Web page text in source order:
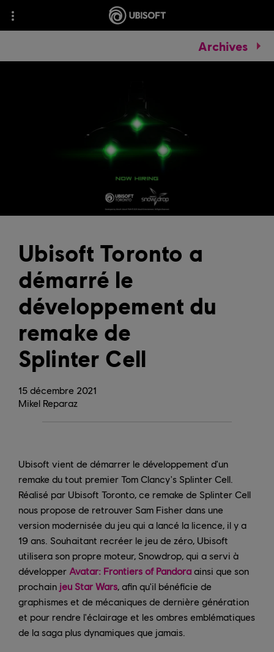
Archives
15 décembre 2021
Ubisoft Toronto a
démarré le
développement du
remake de
Splinter Cell
Mikel Reparaz
Ubisoft vient de démarrer le développement d'un
remake du tout premier Tom Clancy's Splinter Cell.
Réalisé par Ubisoft Toronto, ce remake de Splinter Cell
nous propose de retrouver Sam Fisher dans une
version modernisée du jeu qui a lancé la licence, il y a
19 ans. Souhaitant recréer le jeu de zéro, Ubisoft
utilisera son propre moteur, Snowdrop, qui a servi à
développer Avatar: Frontiers of Pandora ainsi que son
prochain jeu Star Wars, afin qu'il bénéficie de
graphismes et de mécaniques de dernière génération
et pour rendre l'éclairage et les ombres emblématiques
de la saga plus dynamiques que jamais.